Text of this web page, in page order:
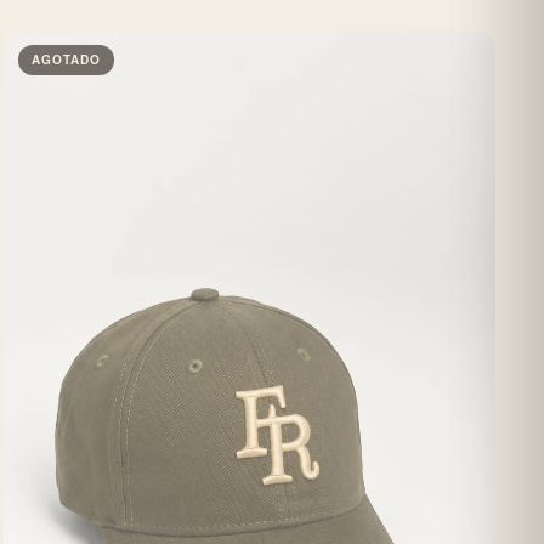
AGOTADO